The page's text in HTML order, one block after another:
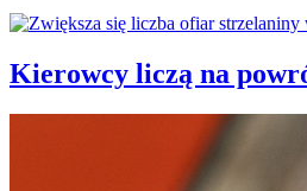
Kierowcy liczą na